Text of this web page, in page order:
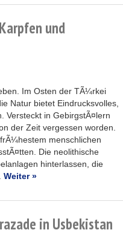
und
Im Osten der TÃ¼rkei
Natur bietet Eindrucksvolles,
Versteckt in GebirgstÃ¤lern
der Zeit vergessen worden.
menschlichen
Die neolithische
hinterlassen, die
Weiter »
in Usbekistan